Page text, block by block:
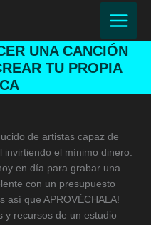
UNA CANCIÓN
TU PROPIA
de artistas capaz de
invirtiendo el mínimo dinero.
en día para grabar una
con un presupuesto
así que APROVÉCHALA!
y recursos de un estudio